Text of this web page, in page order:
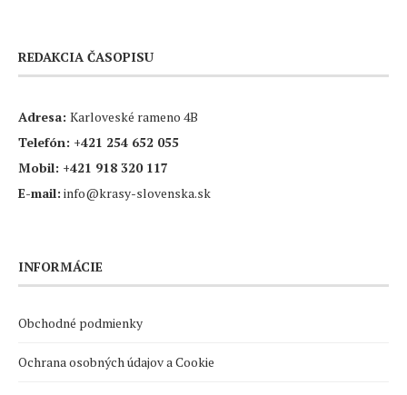
REDAKCIA ČASOPISU
Adresa: Karloveské rameno 4B
Telefón: +421 254 652 055
Mobil: +421 918 320 117
E-mail: info@krasy-slovenska.sk
INFORMÁCIE
Obchodné podmienky
Ochrana osobných údajov a Cookie